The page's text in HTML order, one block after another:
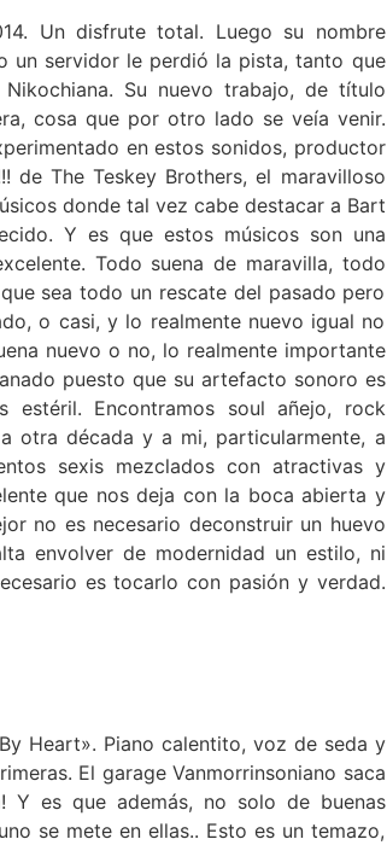
Un disfrute total. Luego su nombre
un servidor le perdió la pista, tanto que
Su nuevo trabajo, de título
cosa que por otro lado se veía venir.
en estos sonidos, productor
The Teskey Brothers, el maravilloso
donde tal vez cabe destacar a Bart
Y es que estos músicos son una
Todo suena de maravilla, todo
sea todo un rescate del pasado pero
o casi, y lo realmente nuevo igual no
nuevo o no, lo realmente importante
puesto que su artefacto sonoro es
Encontramos soul añejo, rock
otra década y a mi, particularmente, a
sexis mezclados con atractivas y
que nos deja con la boca abierta y
no es necesario deconstruir un huevo
envolver de modernidad un estilo, ni
es tocarlo con pasión y verdad.
Heart». Piano calentito, voz de seda y
El garage Vanmorrinsoniano saca
Y es que además, no solo de buenas
se mete en ellas.. Esto es un temazo,